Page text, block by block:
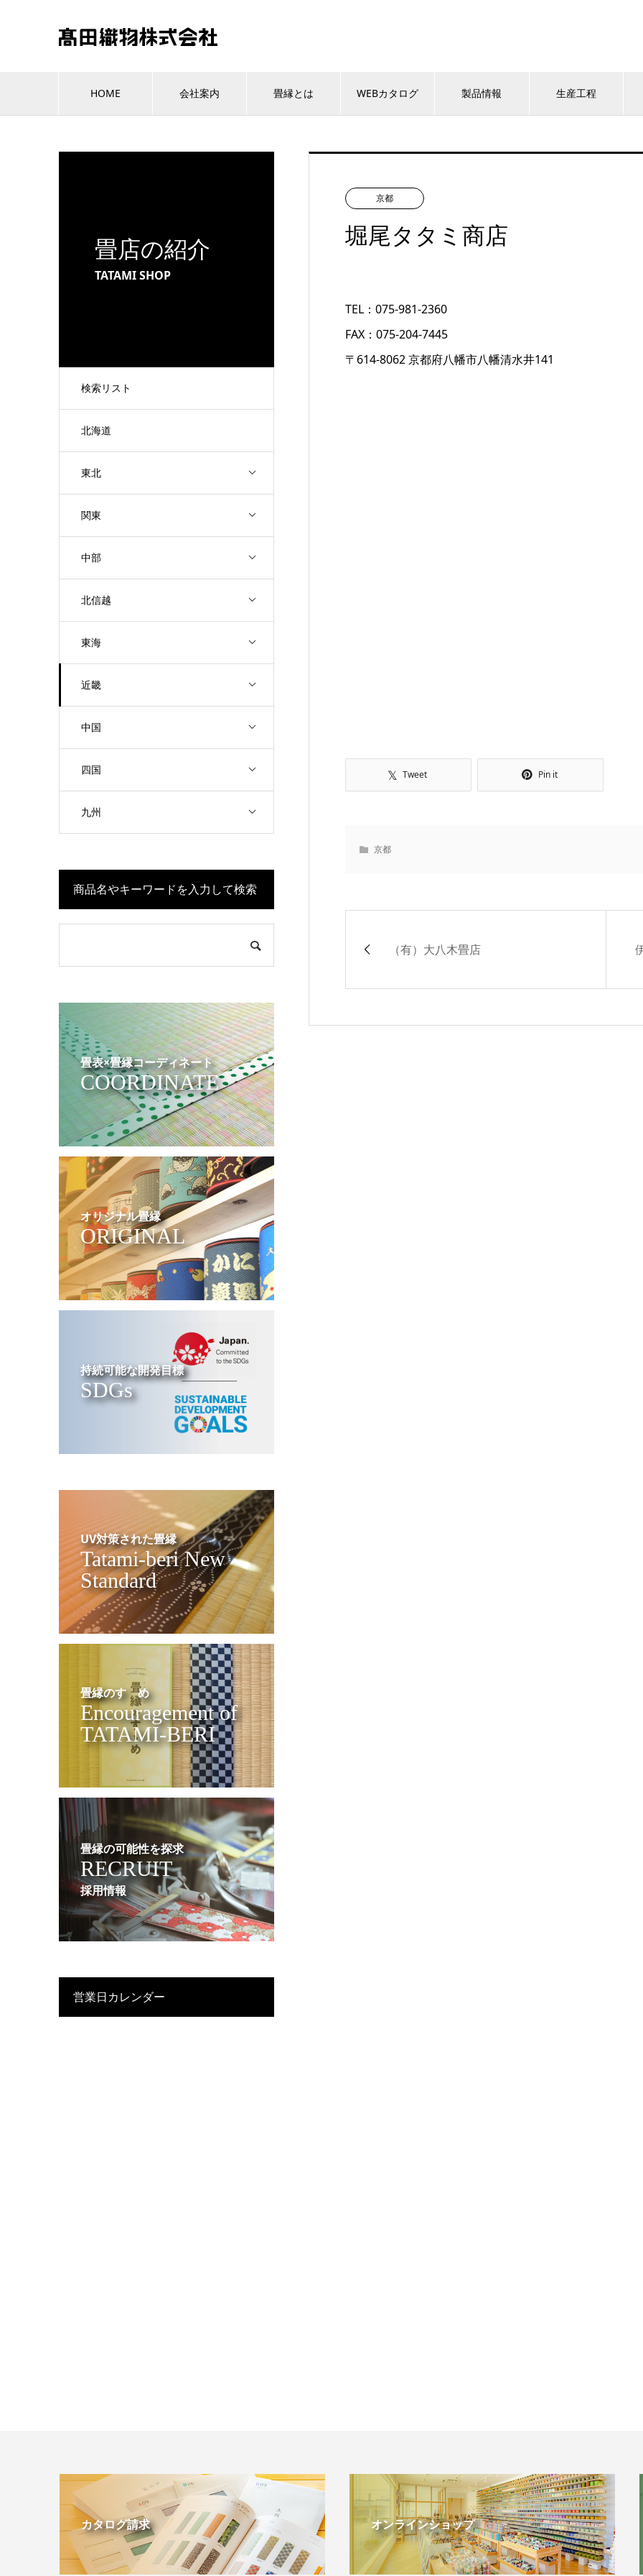
HOME 会社案内 畳縁とは WEBカタログ 製品情報 生産工程
畳店の紹介
TATAMI SHOP
検索リスト
北海道
東北
関東
中部
北信越
東海
近畿
中国
四国
九州
京都
堀尾タタミ商店
TEL：075-981-2360
FAX：075-204-7445
〒614-8062 京都府八幡市八幡清水井141
Tweet Pin it
京都
（有）大八木畳店
商品名やキーワードを入力して検索
畳表×畳縁コーディネート
COORDINATE
オリジナル畳縁
ORIGINAL
持続可能な開発目標
SDGs
UV対策された畳縁
Tatami-beri New
Standard
畳縁のすゝめ
Encouragement of
TATAMI-BERI
畳縁の可能性を探求
RECRUIT
採用情報
営業日カレンダー
カタログ請求 オンラインショップ